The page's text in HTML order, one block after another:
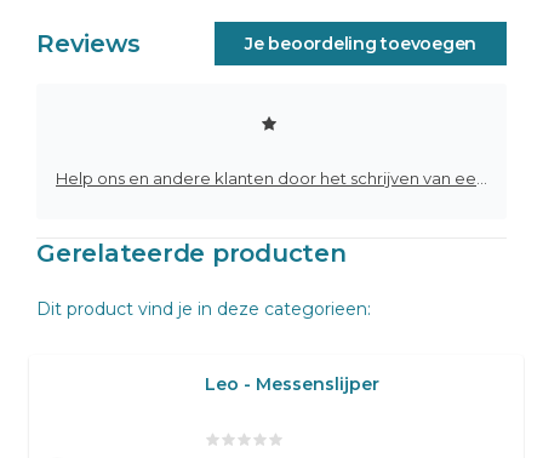
Reviews Je beoordeling toevoegen
Gerelateerde producten
Dit product vind je in deze categorieen:
Leo - Messenslijper